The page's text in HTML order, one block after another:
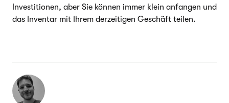
Investitionen, aber Sie können immer klein anfangen und
das Inventar mit Ihrem derzeitigen Geschäft teilen.